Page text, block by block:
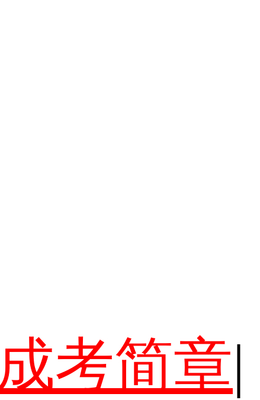
成考简章|